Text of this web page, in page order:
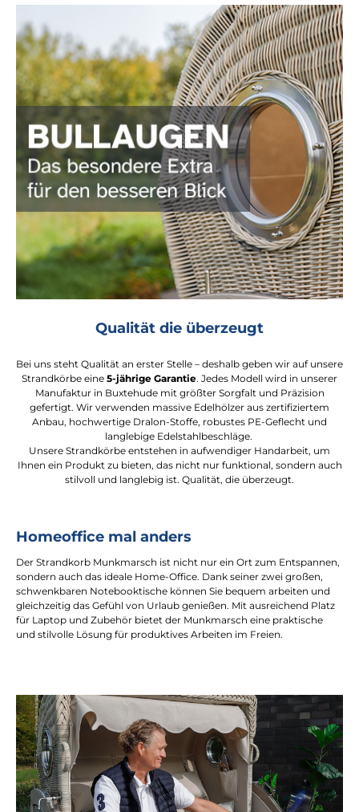
Qualität die überzeugt
Bei uns steht Qualität an erster Stelle – deshalb geben wir auf unsere
Strandkörbe eine 5-jährige Garantie. Jedes Modell wird in unserer
Manufaktur in Buxtehude mit größter Sorgfalt und Präzision
gefertigt. Wir verwenden massive Edelhölzer aus zertifiziertem
Anbau, hochwertige Dralon-Stoffe, robustes PE-Geflecht und
langlebige Edelstahlbeschläge.
Unsere Strandkörbe entstehen in aufwendiger Handarbeit, um
Ihnen ein Produkt zu bieten, das nicht nur funktional, sondern auch
stilvoll und langlebig ist. Qualität, die überzeugt.
Homeoffice mal anders
Der Strandkorb Munkmarsch ist nicht nur ein Ort zum Entspannen,
sondern auch das ideale Home-Office. Dank seiner zwei großen,
schwenkbaren Notebooktische können Sie bequem arbeiten und
gleichzeitig das Gefühl von Urlaub genießen. Mit ausreichend Platz
für Laptop und Zubehör bietet der Munkmarsch eine praktische
und stilvolle Lösung für produktives Arbeiten im Freien.